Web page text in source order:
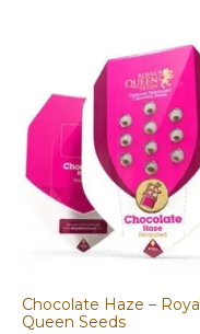
Chocolate Haze – Royal
Queen Seeds